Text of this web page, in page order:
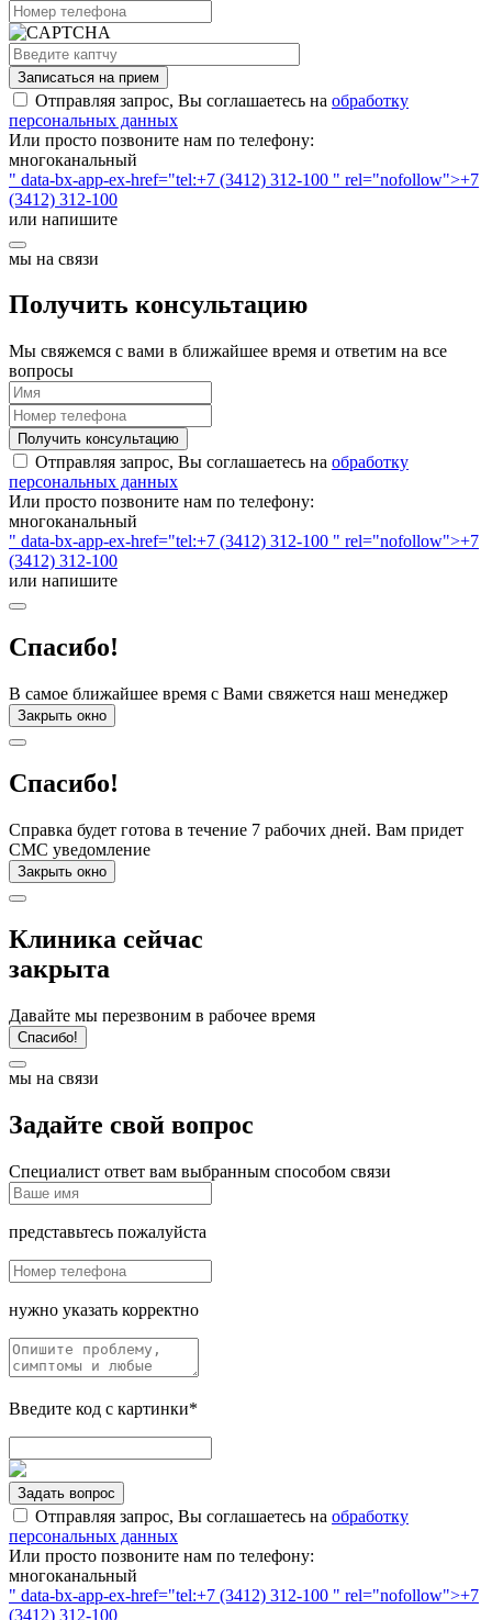
Записаться на прием
Отправляя запрос, Вы соглашаетесь на обработку
персональных данных
Или просто позвоните нам по телефону:
многоканальный
" data-bx-app-ex-href="tel:+7 (3412) 312-100 " rel="nofollow">+7
(3412) 312-100
или напишите
мы на связи
Получить консультацию
Мы свяжемся с вами в ближайшее время и ответим на все
вопросы
Получить консультацию
Отправляя запрос, Вы соглашаетесь на обработку
персональных данных
Или просто позвоните нам по телефону:
многоканальный
" data-bx-app-ex-href="tel:+7 (3412) 312-100 " rel="nofollow">+7
(3412) 312-100
или напишите
Спасибо!
В самое ближайшее время с Вами свяжется наш менеджер
Закрыть окно
Спасибо!
Справка будет готова в течение 7 рабочих дней. Вам придет
СМС уведомление
Закрыть окно
Клиника сейчас
закрыта
Давайте мы перезвоним в рабочее время
Спасибо!
мы на связи
Задайте свой вопрос
Специалист ответ вам выбранным способом связи
представьтесь пожалуйста
нужно указать корректно
Введите код с картинки*
Задать вопрос
Отправляя запрос, Вы соглашаетесь на обработку
персональных данных
Или просто позвоните нам по телефону:
многоканальный
" data-bx-app-ex-href="tel:+7 (3412) 312-100 " rel="nofollow">+7
(3412) 312-100